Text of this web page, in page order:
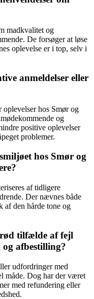
madkvalitet og
De forsøger at løse
oplevelse er i top, selv i
anmeldelser eller
oplevelser hos Smør og
og
positive oplevelser
problemer.
hos Smør og
af tidligere
Der nævnes både
af den hårde tone og
tilfælde af fejl
afbestilling?
udfordringer med
måde. Dog har der været
med refundering eller